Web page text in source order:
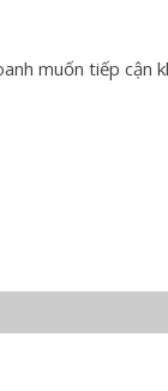
muốn tiếp cận